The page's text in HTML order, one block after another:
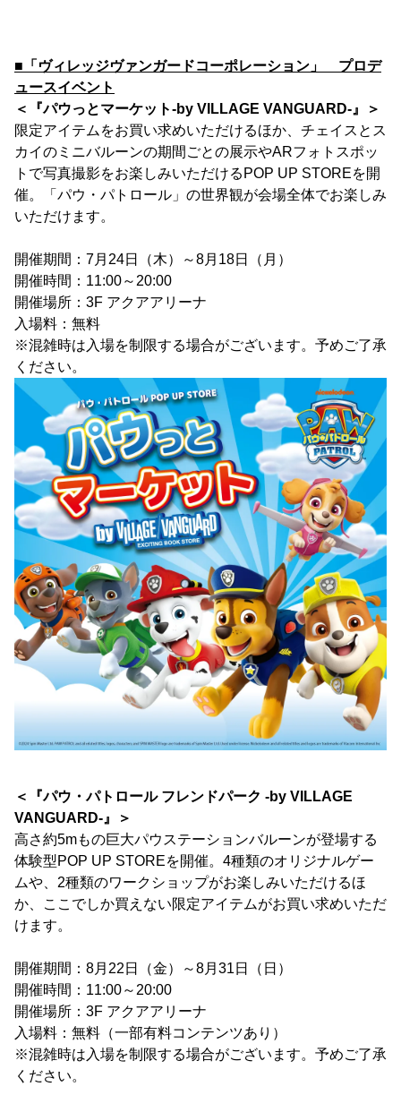
■「ヴィレッジヴァンガードコーポレーション」 プロデ
ュースイベント
＜『パウっとマーケット-by VILLAGE VANGUARD-』＞
限定アイテムをお買い求めいただけるほか、チェイスとス
カイのミニバルーンの期間ごとの展示やARフォトスポッ
トで写真撮影をお楽しみいただけるPOP UP STOREを開
催。「パウ・パトロール」の世界観が会場全体でお楽しみ
いただけます。
開催期間：7月24日（木）～8月18日（月）
開催時間：11:00～20:00
開催場所：3F アクアアリーナ
入場料：無料
※混雑時は入場を制限する場合がございます。予めご了承
ください。
＜『パウ・パトロール フレンドパーク -by VILLAGE
VANGUARD-』＞
高さ約5mもの巨大パウステーションバルーンが登場する
体験型POP UP STOREを開催。4種類のオリジナルゲー
ムや、2種類のワークショップがお楽しみいただけるほ
か、ここでしか買えない限定アイテムがお買い求めいただ
けます。
開催期間：8月22日（金）～8月31日（日）
開催時間：11:00～20:00
開催場所：3F アクアアリーナ
入場料：無料（一部有料コンテンツあり）
※混雑時は入場を制限する場合がございます。予めご了承
ください。